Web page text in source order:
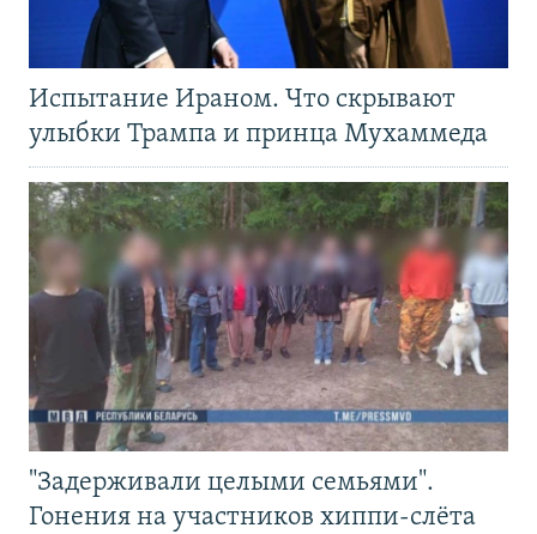
Испытание Ираном. Что скрывают
улыбки Трампа и принца Мухаммеда
"Задерживали целыми семьями".
Гонения на участников хиппи-слёта